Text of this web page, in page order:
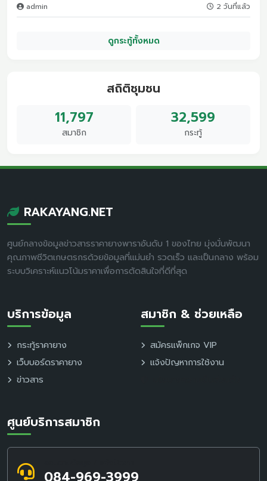
admin 2 วันที่แล้ว
ดูกระทู้ทั้งหมด
สถิติชุมชน
11,797
สมาชิก
32,599
กระทู้
RAKAYANG.NET
ศูนย์กลางข้อมูลข่าวสารราคายางพาราอันดับ 1 ของไทย มุ่งมั่นพัฒนา
คุณภาพชีวิตเกษตรกรด้วยข้อมูลที่แม่นยำ รวดเร็ว และเป็นกลาง พร้อม
ระบบวิเคราะห์แนวโน้มราคาเพื่อการตัดสินใจที่ดีที่สุด
บริการข้อมูล
กระทู้ราคายาง
เว็บบอร์ดราคายาง
ข่าวสาร
สมาชิก & ช่วยเหลือ
สมัครแพ็กเกจ VIP
แจ้งปัญหาการใช้งาน
ศูนย์บริการสมาชิก